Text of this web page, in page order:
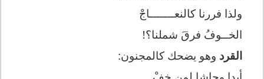
ولذا فررنا كالنعـــــــاجْ
الخــوفُ فرقَ شملنا؟!
القرد وهو يضحك كالمجنون: